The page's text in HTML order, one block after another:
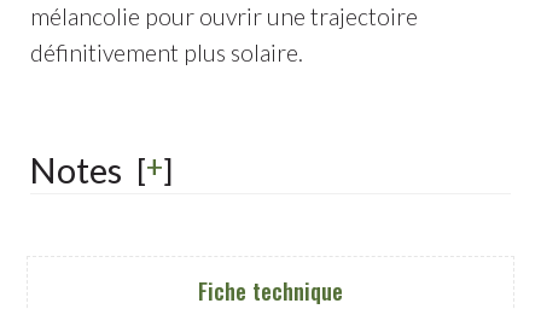
Fiche technique
mélancolie pour ouvrir une trajectoire
définitivement plus solaire.
Notes [+]